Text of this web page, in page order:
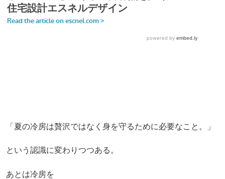
「夏の冷房は贅沢ではなく身を守るために必要なこと。」
という認識に変わりつつある。
あとは冷房を